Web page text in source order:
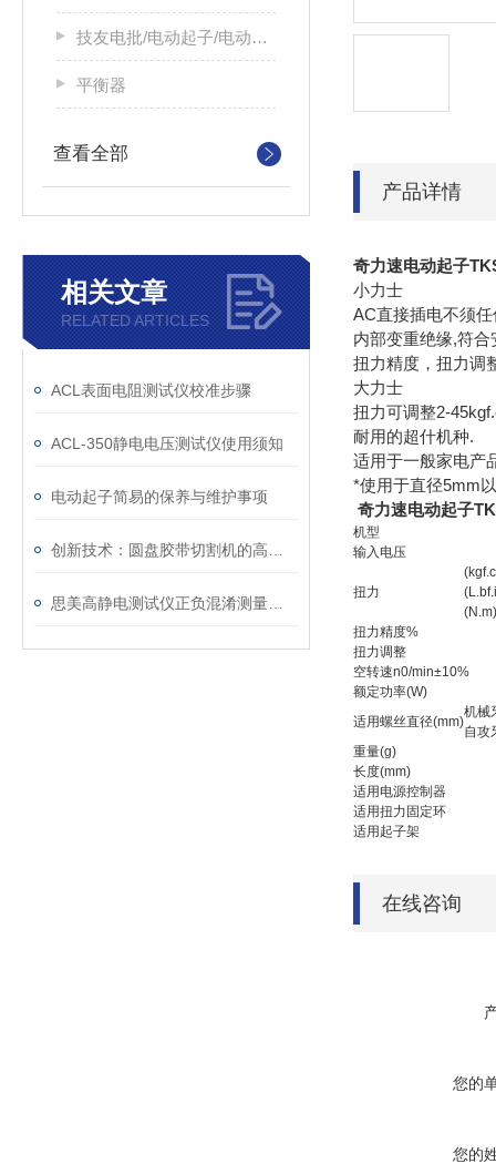
技友电批/电动起子/电动螺丝刀
平衡器
查看全部
相关文章
RELATED ARTICLES
ACL表面电阻测试仪校准步骤
ACL-350静电电压测试仪使用须知
电动起子简易的保养与维护事项
产品详情
奇力速电动起子
小力士
AC直接插电不须
内部变重绝缘,符
扭力精度，扭力调
大力士
扭力可调整2-
耐用的超什机种.
适用于一般家电产
*使用于直径5mm
奇力速电动起子
机型
输入电压
扭力
(N.m)
扭力精度%
扭力调整
空转速n0/min±10%
额定功率(W)
适用螺丝直径(mm)
机械
自攻
重量(g)
长度(mm)
适用电源控制器
适用扭力固定环
适用起子架
在线咨询
您的
您的